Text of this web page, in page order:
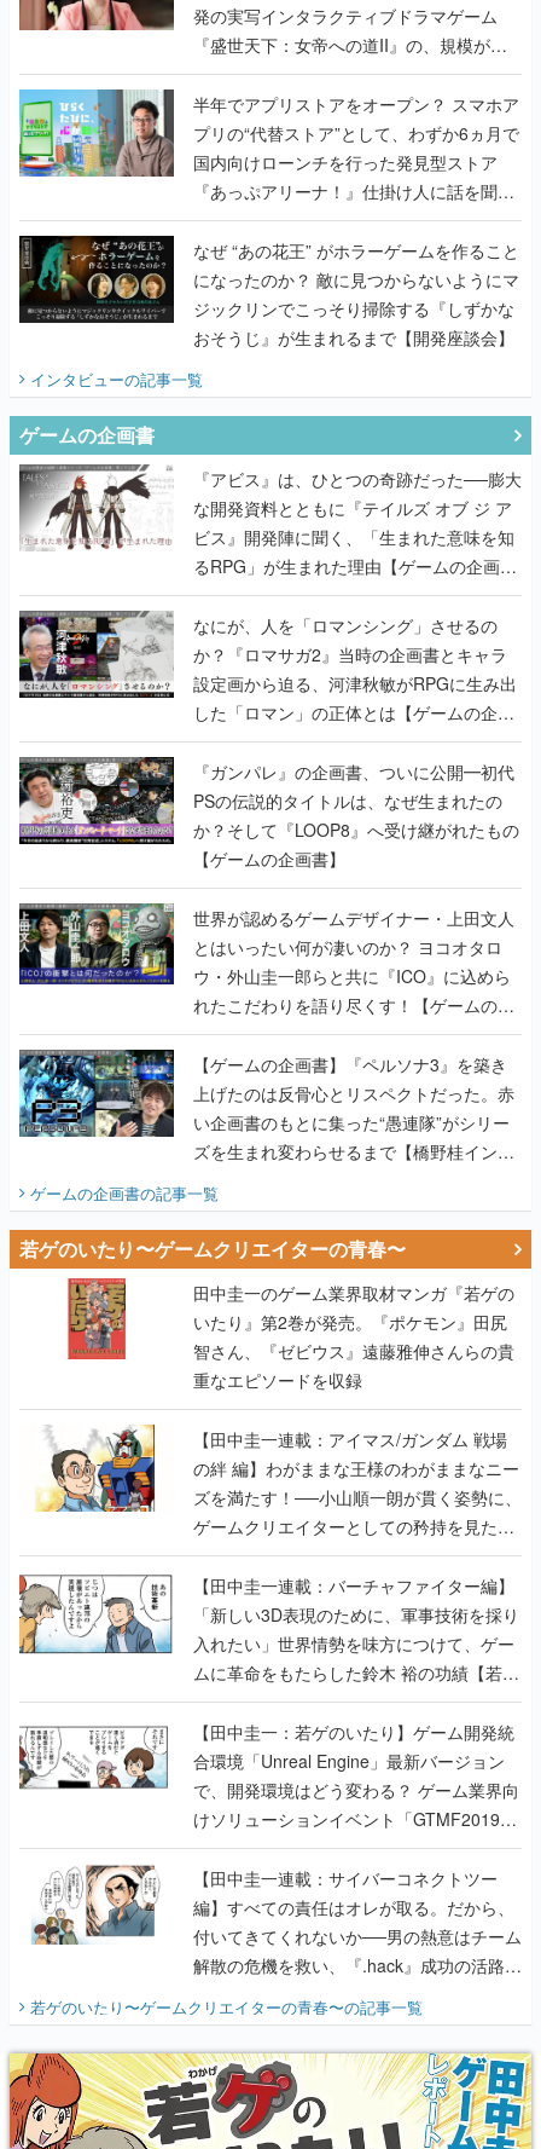
発の実写インタラクティブドラマゲーム
『盛世天下：女帝への道II』の、規模が違
うこだわりをプロデューサーに聞いた
半年でアプリストアをオープン？ スマホア
プリの“代替ストア”として、わずか6ヵ月で
国内向けローンチを行った発見型ストア
『あっぷアリーナ！』仕掛け人に話を聞い
てみた
なぜ “あの花王” がホラーゲームを作ること
になったのか？ 敵に見つからないようにマ
ジックリンでこっそり掃除する『しずかな
おそうじ』が生まれるまで【開発座談会】
インタビューの記事一覧
ゲームの企画書
『アビス』は、ひとつの奇跡だった──膨大
な開発資料とともに『テイルズ オブ ジ ア
ビス』開発陣に聞く、「生まれた意味を知
るRPG」が生まれた理由【ゲームの企画
書】
なにが、人を「ロマンシング」させるの
か？『ロマサガ2』当時の企画書とキャラ
設定画から迫る、河津秋敏がRPGに生み出
した「ロマン」の正体とは【ゲームの企画
書】
『ガンパレ』の企画書、ついに公開━初代
PSの伝説的タイトルは、なぜ生まれたの
か？そして『LOOP8』へ受け継がれたもの
【ゲームの企画書】
世界が認めるゲームデザイナー・上田文人
とはいったい何が凄いのか？ ヨコオタロ
ウ・外山圭一郎らと共に『ICO』に込めら
れたこだわりを語り尽くす！【ゲームの企
画書】
【ゲームの企画書】『ペルソナ3』を築き
上げたのは反骨心とリスペクトだった。赤
い企画書のもとに集った“愚連隊”がシリー
ズを生まれ変わらせるまで【橋野桂インタ
ゲームの企画書の記事一覧
若ゲのいたり〜ゲームクリエイターの青春〜
田中圭一のゲーム業界取材マンガ『若ゲの
いたり』第2巻が発売。『ポケモン』田尻
智さん、『ゼビウス』遠藤雅伸さんらの貴
重なエピソードを収録
【田中圭一連載：アイマス/ガンダム 戦場
の絆 編】わがままな王様のわがままなニー
ズを満たす！──小山順一朗が貫く姿勢に、
ゲームクリエイターとしての矜持を見た
【若ゲのいたり最終回】
【田中圭一連載：バーチャファイター編】
「新しい3D表現のために、軍事技術を採り
入れたい」世界情勢を味方につけて、ゲー
ムに革命をもたらした鈴木 裕の功績【若ゲ
のいたり】
【田中圭一：若ゲのいたり】ゲーム開発統
合環境「Unreal Engine」最新バージョン
で、開発環境はどう変わる？ ゲーム業界向
けソリューションイベント「GTMF2019」
に行って、より理解を深めよう【PR】
【田中圭一連載：サイバーコネクトツー
編】すべての責任はオレが取る。だから、
付いてきてくれないか──男の熱意はチーム
解散の危機を救い、『.hack』成功の活路を
『少年ジャンプ』色だった【若ゲのいた
り】
若ゲのいたり〜ゲームクリエイターの青春〜の記事一覧